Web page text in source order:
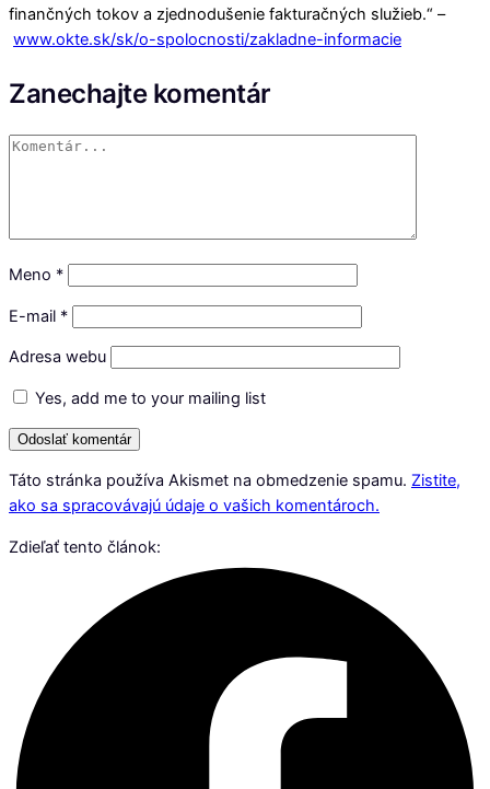
finančných tokov a zjednodušenie fakturačných služieb.“ –
www.okte.sk/sk/o-spolocnosti/zakladne-informacie
Zanechajte komentár
Meno *
E-mail *
Adresa webu
Yes, add me to your mailing list
Táto stránka používa Akismet na obmedzenie spamu. Zistite,
ako sa spracovávajú údaje o vašich komentároch.
Zdieľať tento článok: